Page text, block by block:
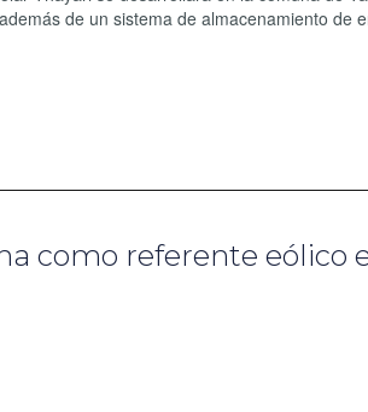
de un sistema de almacenamiento de
como referente eólico